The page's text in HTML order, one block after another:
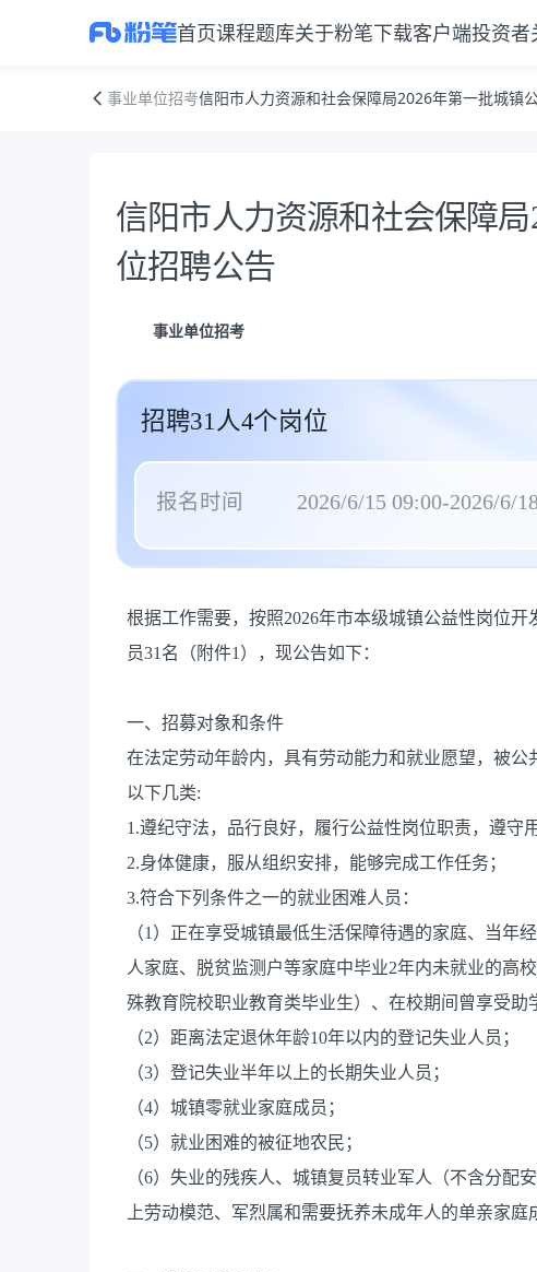
首页课程题库关于粉笔下载客户端投资者
事业单位招考信阳市人力资源和社会保障局2026年第一批城镇
公告正文
信阳市人力资源和社会保障
位招聘公告
事业单位招考
招聘31人4个岗位
报名时间 2026/6/15 09:00-2026/6/
根据工作需要，按照2026年市本级城镇公益性岗位
员31名（附件1），现公告如下：
一、招募对象和条件
在法定劳动年龄内，具有劳动能力和就业愿望，被
以下几类:
1.遵纪守法，品行良好，履行公益性岗位职责，遵守
2.身体健康，服从组织安排，能够完成工作任务；
3.符合下列条件之一的就业困难人员：
（1）正在享受城镇最低生活保障待遇的家庭、当年
人家庭、脱贫监测户等家庭中毕业2年内未就业的高
殊教育院校职业教育类毕业生）、在校期间曾享受助
（2）距离法定退休年龄10年以内的登记失业人员；
（3）登记失业半年以上的长期失业人员；
（4）城镇零就业家庭成员；
（5）就业困难的被征地农民；
（6）失业的残疾人、城镇复员转业军人（不含分配
上劳动模范、军烈属和需要抚养未成年人的单亲家庭